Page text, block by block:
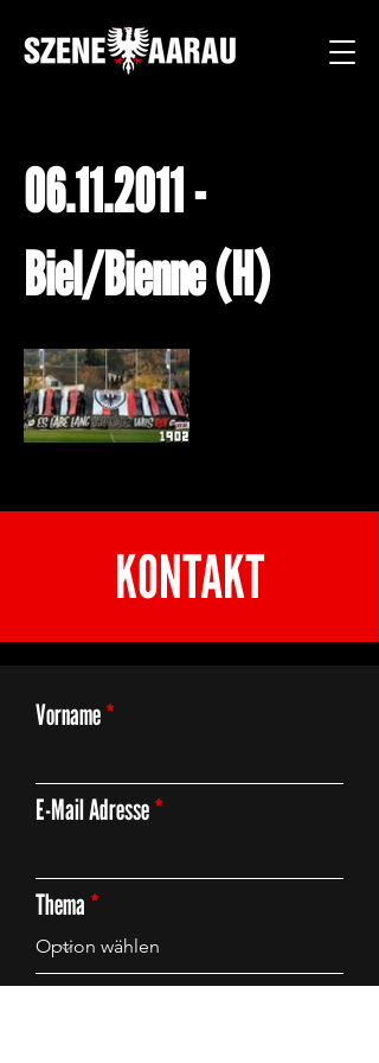
06.11.2011-
Biel/Bienne (H)
KONTAKT
Vorname
E-Mail Adresse
Thema